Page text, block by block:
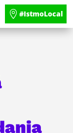
#IstmoLocal